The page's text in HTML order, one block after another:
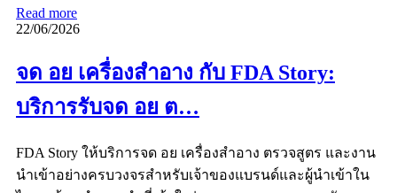
Read more
22/06/2026
จด อย เครื่องสำอาง กับ FDA Story:
บริการรับจด อย ต…
FDA Story ให้บริการจด อย เครื่องสำอาง ตรวจสูตร และงาน
นำเข้าอย่างครบวงจรสำหรับเจ้าของแบรนด์และผู้นำเข้าใน